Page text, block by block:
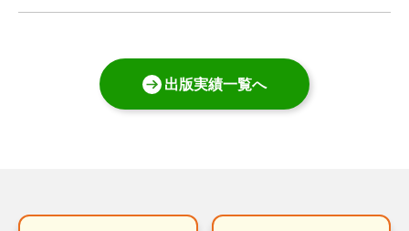
出版実績一覧へ